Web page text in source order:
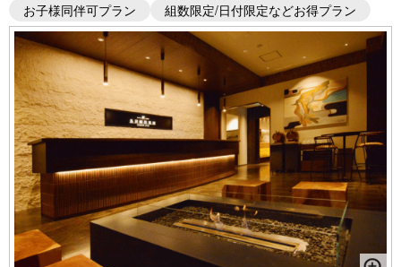
お子様同伴可プラン 組数限定/日付限定などお得プラン